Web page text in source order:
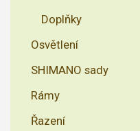
Doplňky
Osvětlení
SHIMANO sady
Rámy
Řazení